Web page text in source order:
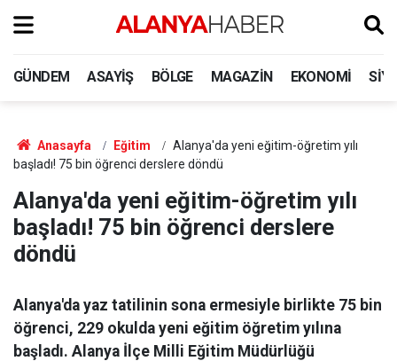
GÜNDEM ASAYIŞ BÖLGE MAGAZIN EKONOMI
Anasayfa Eğitim
Alanya'da yeni eğitim-öğretim yılı
başladı! 75 bin öğrenci derslere döndü
Alanya'da yeni eğitim-öğretim yılı
başladı! 75 bin öğrenci derslere
döndü
Alanya'da yaz tatilinin sona ermesiyle birlikte 75 bin
öğrenci, 229 okulda yeni eğitim öğretim yılına
başladı. Alanya İlçe Milli Eğitim Müdürlüğü